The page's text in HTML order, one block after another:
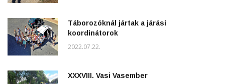
Táborozóknál jártak a járási
koordinátorok
2022.07.22.
XXXVIII. Vasi Vasember